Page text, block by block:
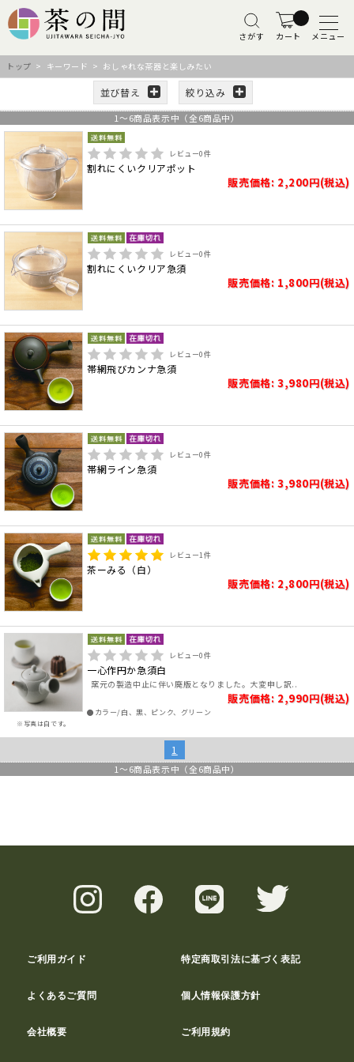
さがす カート メニュー
トップ > キーワード > おしゃれな茶器と楽しみたい
並び替え 絞り込み
1 ～6商品表示中（全6商品中）
レビュー0件
割れにくいクリアポット
販売価格: 2,200円(税込)
レビュー0件
割れにくいクリア急須
販売価格: 1,800円(税込)
レビュー0件
帯網飛びカンナ急須
販売価格: 3,980円(税込)
レビュー0件
帯網ライン急須
販売価格: 3,980円(税込)
レビュー1件
茶ーみる（白）
販売価格: 2,800円(税込)
※写真は白です。
レビュー0件
一心作円か急須白
窯元の製造中止に伴い廃版となりました。大変申し訳..
販売価格: 2,990円(税込)
●カラー/白、黒、ピンク、グリーン
1
1 ～6商品表示中（全6商品中）
ご利用ガイド 特定商取引法に基づく表記
よくあるご質問 個人情報保護方針
会社概要 ご利用規約